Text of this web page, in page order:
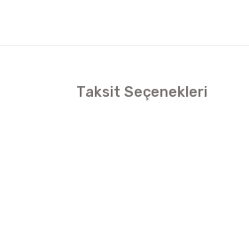
Taksit Seçenekleri